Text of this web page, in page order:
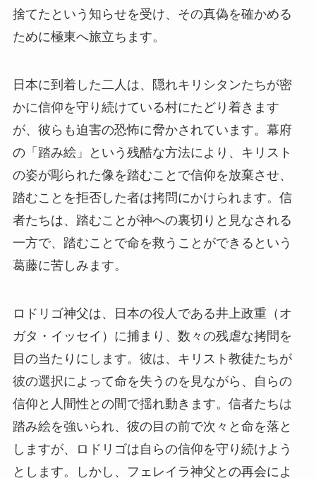
捨てたという知らせを受け、その真偽を確かめる
ために極東へ旅立ちます。
日本に到着した二人は、隠れキリシタンたちが密
かに信仰を守り続けている村にたどり着きます
が、彼らも迫害の恐怖に脅かされています。幕府
の「踏み絵」という残酷な方法により、キリスト
の姿が彫られた像を踏むことで信仰を放棄させ、
踏むことを拒否した者は拷問にかけられます。信
者たちは、踏むことが神への裏切りと見なされる
一方で、踏むことで命を救うことができるという
葛藤に苦しみます。
ロドリゴ神父は、日本の役人である井上政重（オ
ガタ・イッセイ）に捕まり、数々の残虐な拷問を
目の当たりにします。彼は、キリスト教徒たちが
彼の選択によって命を失うのを見ながら、自らの
信仰と人間性との間で揺れ動きます。信者たちは
踏み絵を強いられ、彼の目の前で次々と命を落と
しますが、ロドリゴは自らの信仰を守り続けよう
とします。しかし、フェレイラ神父との再会によ